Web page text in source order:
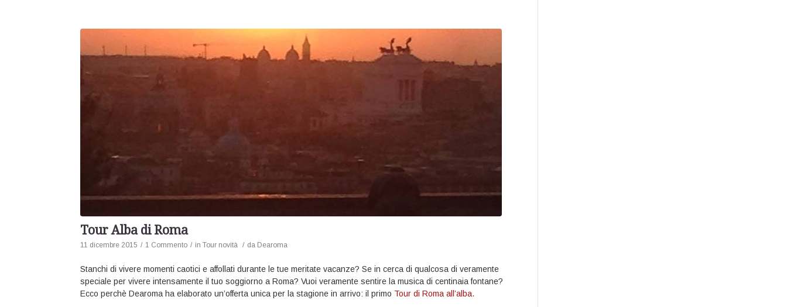
Tour Alba di Roma
11 dicembre 2015 / 1 Commento / in Tour novità / da Dearoma
Stanchi di vivere momenti caotici e affollati durante le tue meritate vacanze? Se in cerca di qualcosa di veramente
speciale per vivere intensamente il tuo soggiorno a Roma? Vuoi veramente sentire la musica di centinaia fontane?
Ecco perchè Dearoma ha elaborato un’offerta unica per la stagione in arrivo: il primo Tour di Roma all’alba.